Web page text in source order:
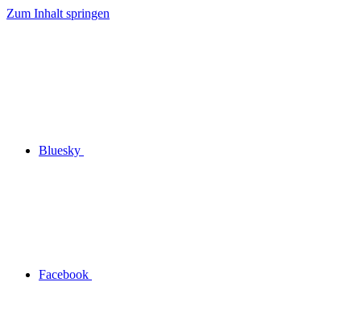
Zum Inhalt springen
Bluesky
Facebook